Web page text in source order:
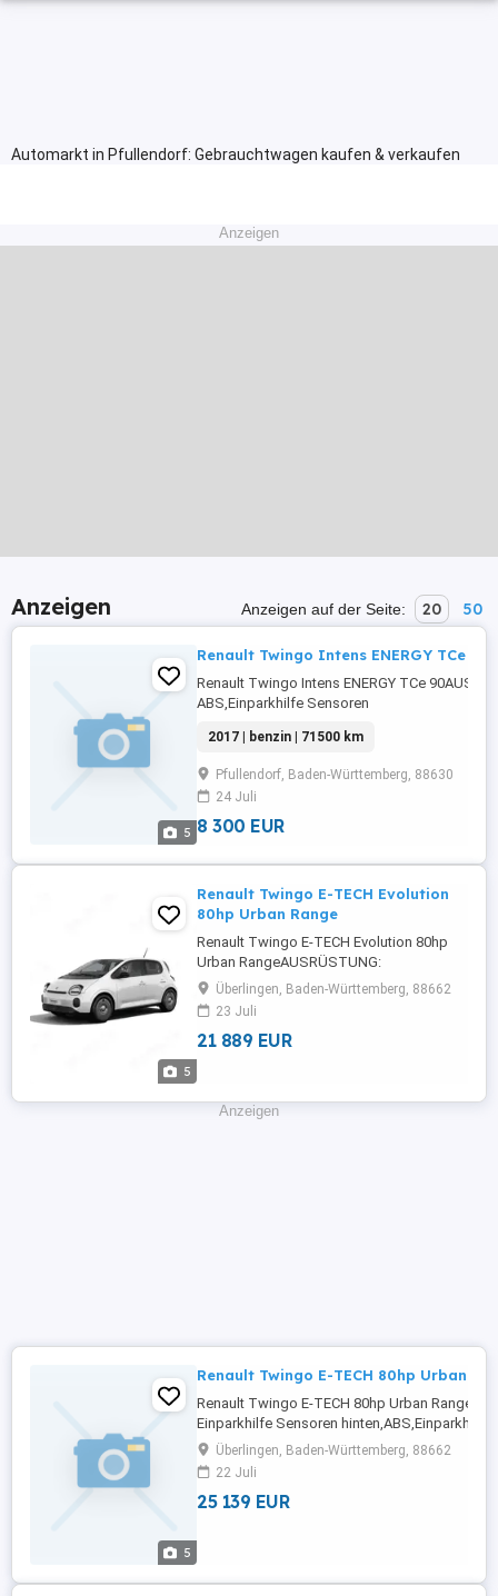
Automarkt in Pfullendorf: Gebrauchtwagen kaufen & verkaufen
Anzeigen
Anzeigen Anzeigen auf der Seite: 20 50
5
Renault Twingo Intens ENERGY TCe 90
Renault Twingo Intens ENERGY TCe
ABS,Einparkhilfe Sensoren
Fensterheber,LED-
...
2017 | benzin | 71500 km
Pfullendorf, Baden-Württemberg, 88630
24 Juli
8 300 EUR
5
Renault Twingo E-TECH Evolution
80hp Urban Range
Renault Twingo E-TECH Evolution 80hp
Urban RangeAUSRÜSTUNG:
Batteriezertifikat,GarantieDetails: Weitere
Infos und KontaktAutoscout24.de
Überlingen, Baden-Württemberg, 88662
23 Juli
21 889 EUR
Anzeigen
5
Renault Twingo E-TECH 80hp Urban
Renault Twingo E-TECH 80hp Urban
Einparkhilfe Sensoren hinten,ABS,Einparkhilfe
Radio,Radio,LED-Scheinwerfer,Elektrische
...
Überlingen, Baden-Württemberg, 88662
22 Juli
25 139 EUR